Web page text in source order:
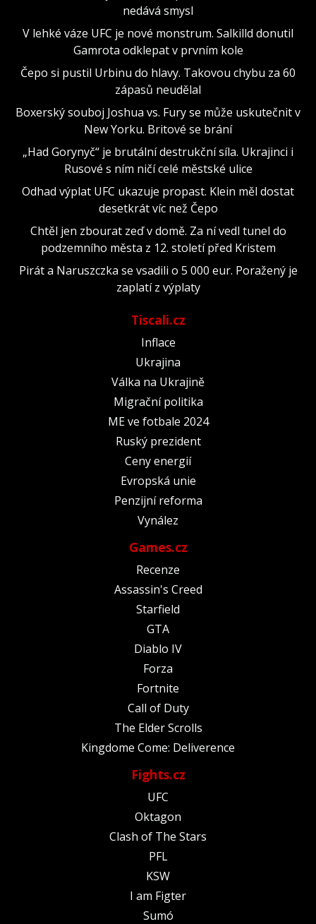
nedává smysl
V lehké váze UFC je nové monstrum. Salkilld donutil
Gamrota odklepat v prvním kole
Čepo si pustil Urbinu do hlavy. Takovou chybu za 60
zápasů neudělal
Boxerský souboj Joshua vs. Fury se může uskutečnit v
New Yorku. Britové se brání
„Had Gorynyč“ je brutální destrukční síla. Ukrajinci i
Rusové s ním ničí celé městské ulice
Odhad výplat UFC ukazuje propast. Klein měl dostat
desetkrát víc než Čepo
Chtěl jen zbourat zeď v domě. Za ní vedl tunel do
podzemního města z 12. století před Kristem
Pirát a Naruszczka se vsadili o 5 000 eur. Poražený je
zaplatí z výplaty
Tiscali.cz
Inflace
Ukrajina
Válka na Ukrajině
Migrační politika
ME ve fotbale 2024
Ruský prezident
Ceny energií
Evropská unie
Penzijní reforma
Vynález
Games.cz
Recenze
Assassin's Creed
Starfield
GTA
Diablo IV
Forza
Fortnite
Call of Duty
The Elder Scrolls
Kingdome Come: Deliverence
Fights.cz
UFC
Oktagon
Clash of The Stars
PFL
KSW
I am Figter
Sumó